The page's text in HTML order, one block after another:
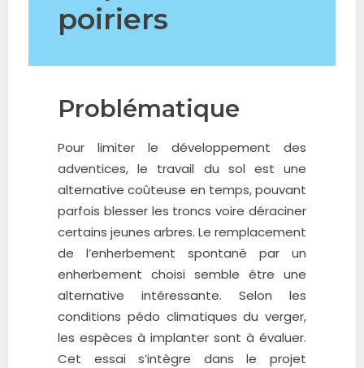
poiriers
Problématique
Pour limiter le développement des
adventices, le travail du sol est une
alternative coûteuse en temps, pouvant
parfois blesser les troncs voire déraciner
certains jeunes arbres. Le remplacement
de l’enherbement spontané par un
enherbement choisi semble être une
alternative intéressante. Selon les
conditions pédo climatiques du verger,
les espèces à implanter sont à évaluer.
Cet essai s’intègre dans le projet